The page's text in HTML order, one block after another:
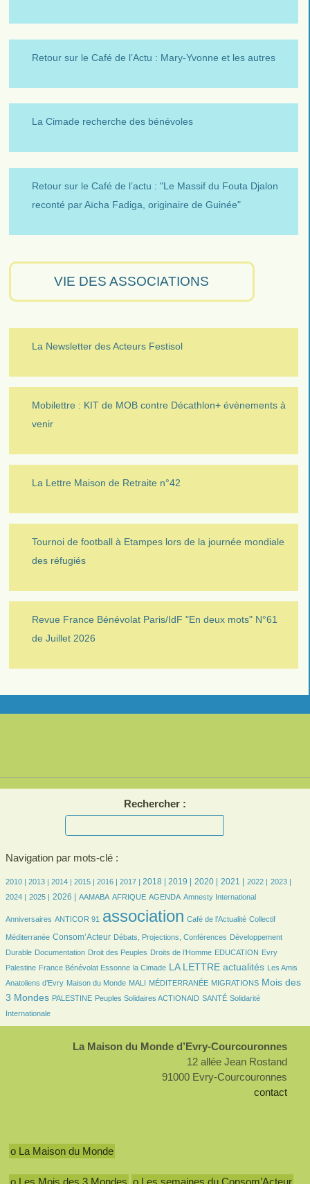
Retour sur le Café de l’Actu : Mary-Yvonne et les autres
La Cimade recherche des bénévoles
Retour sur le Café de l’actu : "Le Massif du Fouta Djalon
reconté par Aïcha Fadiga, originaire de Guinée"
VIE DES ASSOCIATIONS
La Newsletter des Acteurs Festisol
Mobilettre : KIT de MOB contre Décathlon+ évènements à
venir
La Lettre Maison de Retraite n°42
Tournoi de football à Etampes lors de la journée mondiale
des réfugiés
Revue France Bénévolat Paris/IdF "En deux mots" N°61
de Juillet 2026
Rechercher :
Navigation par mots-clé :
7/2368
2010 |
6/23682013 |
186/2368 2014 |
351/2368 2015 |
416/2368 2016 |
477/2368 2017 |
648/2368 2018 |
683/2368 2019 |
587/2368 2020 |
612/2368 2021 |
458/2368 2022 |
457/2368 2023 |
474/2368
2024 |
465/2368
2025 |
523/2368 2026 |
83/2368 AAMABA
178/2368 AFRIQUE
463/2368 AGENDA
7/2368 Amnesty International
27/2368
Anniversaires ANTICOR 91 association Café de l’Actualité Collectif
Méditerranée
631/2368 Consom’Acteur
140/2368 Débats, Projections, Conférences
150/2368
Développement
Durable
55/2368Documentation
32/2368 Droit des Peuples
165/2368 Droits de l’Homme
36/2368 EDUCATION
7/2368
Evry
Palestine
105/2368France Bénévolat Essonne
29/2368 la Cimade
849/2368 LA LETTRE actualités
28/2368
Les Amis
Anatoliens d’Evry
85/2368 Maison du Monde
20/2368 MALI
7/2368 MÉDITERRANÉE
135/2368 MIGRATIONS
958/2368
Mois des
3 Mondes
95/2368 PALESTINE
97/2368 Peuples Solidaires ACTIONAID
103/2368 SANTÉ
232/2368
Solidarité
Internationale
La Maison du Monde d’Evry-Courcouronnes
12 allée Jean Rostand
91000 Evry-Courcouronnes
contact
o La Maison du Monde